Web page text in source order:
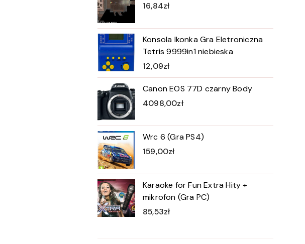
16,84zł
Konsola Ikonka Gra Eletroniczna
Tetris 9999in1 niebieska
12,09zł
Canon EOS 77D czarny Body
4098,00zł
Wrc 6 (Gra PS4)
159,00zł
Karaoke for Fun Extra Hity +
mikrofon (Gra PC)
85,53zł